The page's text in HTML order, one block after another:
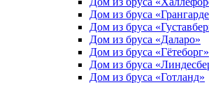
Дом из бруса
Дом из бруса
Дом из бруса «Даларо»
Дом из бруса «Гётеборг»
Дом из бруса
Дом из бруса «Готланд»